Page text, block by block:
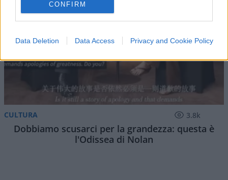
CONFIRM
Data Deletion Data Access Privacy and Cookie Policy
CULTURA 3.8k
Dobbiamo scusarci per la grandezza: questa è
l'Odissea di Nolan